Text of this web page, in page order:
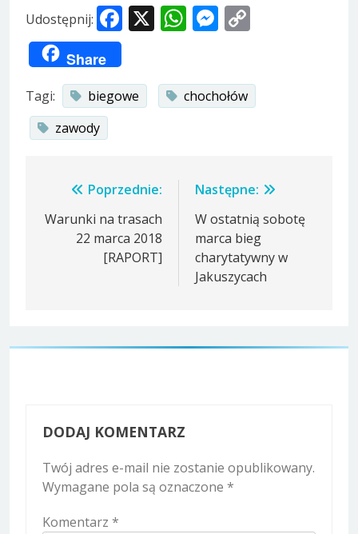
Udostępnij: Facebook
X WhatsApp
Messenger
Share
Tagi: biegowe
chochołów
zawody
Nawigacja
wpisu
Poprzednie:
Warunki na trasach
22 marca 2018
[RAPORT]
Następne:
W ostatnią sobotę
marca bieg
charytatywny w
Jakuszycach
DODAJ KOMENTARZ
Twój adres e-mail nie zostanie opublikowany.
Wymagane pola są oznaczone *
Komentarz *